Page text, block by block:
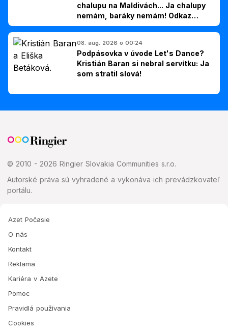
chalupu na Maldivách... Ja chalupy
nemám, baráky nemám! Odkaz
Slovákom
08. aug. 2026 o 00:24
Podpásovka v úvode Let's Dance?
Kristián Baran si nebral servítku: Ja
som stratil slová!
© 2010 - 2026 Ringier Slovakia Communities s.r.o.
Autorské práva sú vyhradené a vykonáva ich prevádzkovateľ
portálu.
Azet Počasie
O nás
Kontakt
Reklama
Kariéra v Azete
Pomoc
Pravidlá používania
Cookies